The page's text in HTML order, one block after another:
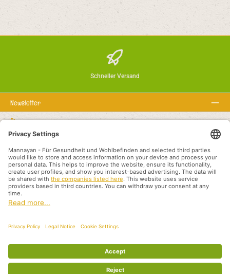
Schneller Versand
Newsletter
Über uns
Rechtstexte
Service-Hotline
Empfohlene Links
Zahlungsarten
Alle Preise inkl. gesetzl. Mehrwertsteuer zzgl.
Nachnahmegebühren, wenn nicht anders angegeben.